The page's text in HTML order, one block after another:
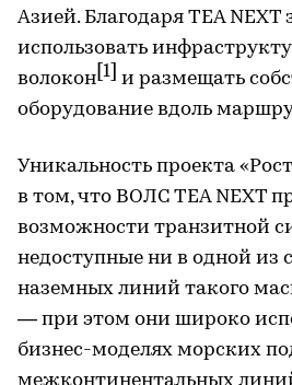
Азией. Благодаря TEA
использовать
волокон [1] и размещать
оборудование вдоль
Уникальность проекта
в том, что ВОЛС TEA NEXT
возможности транзитной
недоступные ни в одной из
наземных линий такого
— при этом они широко
бизнес-моделях морских